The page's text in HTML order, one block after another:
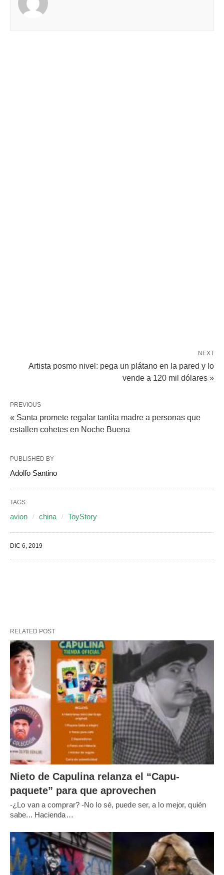
NEXT
Artista posmo nivel: pega un plátano en la pared y lo
vende a 120 mil dólares »
PREVIOUS
« Santa promete regalar tantita madre a personas que
estallen cohetes en Noche Buena
PUBLISHED BY
Adolfo Santino
TAGS:
avion china ToyStory
DIC 6, 2019
RELATED POST
Nieto de Capulina relanza el “Capu-
paquete” para que aprovechen
-¿Lo van a comprar? -No lo sé, puede ser, a lo mejor, quién
sabe... Hacienda…